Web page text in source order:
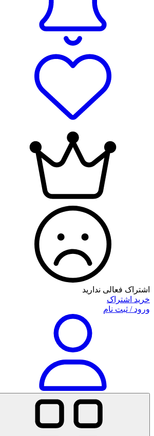
اشتراک فعالی ندارید
خرید اشتراک
ورود / ثبت نام